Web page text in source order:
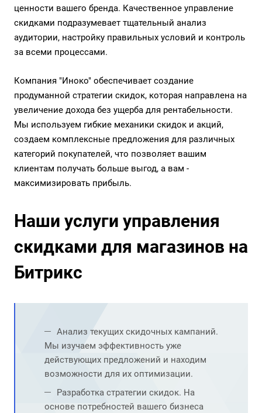
ценности вашего бренда. Качественное управление
скидками подразумевает тщательный анализ
аудитории, настройку правильных условий и контроль
за всеми процессами.
Компания "Иноко" обеспечивает создание
продуманной стратегии скидок, которая направлена на
увеличение дохода без ущерба для рентабельности.
Мы используем гибкие механики скидок и акций,
создаем комплексные предложения для различных
категорий покупателей, что позволяет вашим
клиентам получать больше выгод, а вам -
максимизировать прибыль.
Наши услуги управления
скидками для магазинов на
Битрикс
Анализ текущих скидочных кампаний.
Мы изучаем эффективность уже
действующих предложений и находим
возможности для их оптимизации.
Разработка стратегии скидок. На
основе потребностей вашего бизнеса